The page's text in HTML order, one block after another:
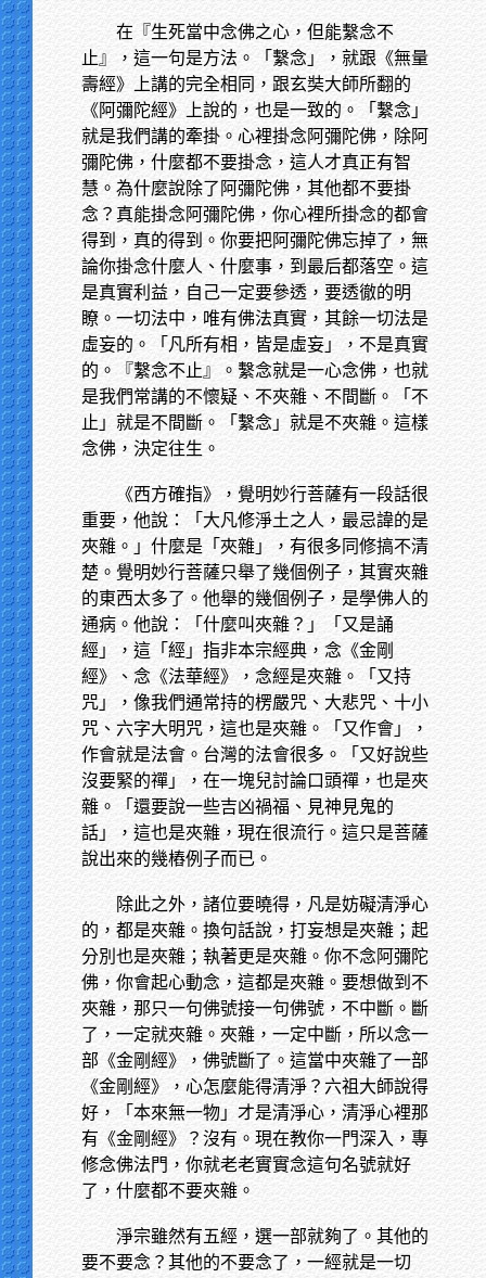
在『生死當中念佛之心，但能繫念不
止』，這一句是方法。「繫念」，就跟《無量
壽經》上講的完全相同，跟玄奘大師所翻的
《阿彌陀經》上說的，也是一致的。「繫念」
就是我們講的牽掛。心裡掛念阿彌陀佛，除阿
彌陀佛，什麼都不要掛念，這人才真正有智
慧。為什麼說除了阿彌陀佛，其他都不要掛
念？真能掛念阿彌陀佛，你心裡所掛念的都會
得到，真的得到。你要把阿彌陀佛忘掉了，無
論你掛念什麼人、什麼事，到最后都落空。這
是真實利益，自己一定要參透，要透徹的明
瞭。一切法中，唯有佛法真實，其餘一切法是
虛妄的。「凡所有相，皆是虛妄」，不是真實
的。『繫念不止』。繫念就是一心念佛，也就
是我們常講的不懷疑、不夾雜、不間斷。「不
止」就是不間斷。「繫念」就是不夾雜。這樣
念佛，決定往生。
《西方確指》，覺明妙行菩薩有一段話很
重要，他說：「大凡修淨土之人，最忌諱的是
夾雜。」什麼是「夾雜」，有很多同修搞不清
楚。覺明妙行菩薩只舉了幾個例子，其實夾雜
的東西太多了。他舉的幾個例子，是學佛人的
通病。他說：「什麼叫夾雜？」「又是誦
經」，這「經」指非本宗經典，念《金剛
經》、念《法華經》，念經是夾雜。「又持
咒」，像我們通常持的楞嚴咒、大悲咒、十小
咒、六字大明咒，這也是夾雜。「又作會」，
作會就是法會。台灣的法會很多。「又好說些
沒要緊的禪」，在一塊兒討論口頭禪，也是夾
雜。「還要說一些吉凶禍福、見神見鬼的
話」，這也是夾雜，現在很流行。這只是菩薩
說出來的幾樁例子而已。
除此之外，諸位要曉得，凡是妨礙清淨心
的，都是夾雜。換句話說，打妄想是夾雜；起
分別也是夾雜；執著更是夾雜。你不念阿彌陀
佛，你會起心動念，這都是夾雜。要想做到不
夾雜，那只一句佛號接一句佛號，不中斷。斷
了，一定就夾雜。夾雜，一定中斷，所以念一
部《金剛經》，佛號斷了。這當中夾雜了一部
《金剛經》，心怎麼能得清淨？六祖大師說得
好，「本來無一物」才是清淨心，清淨心裡那
有《金剛經》？沒有。現在教你一門深入，專
修念佛法門，你就老老實實念這句名號就好
了，什麼都不要夾雜。
淨宗雖然有五經，選一部就夠了。其他的
要不要念？其他的不要念了，一經就是一切